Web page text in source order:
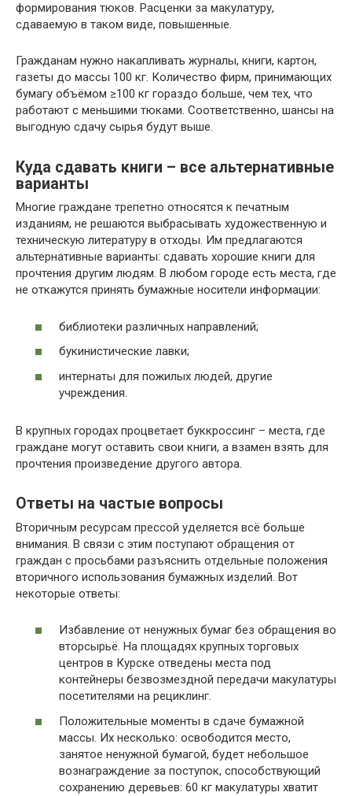
формирования тюков. Расценки за макулатуру,
сдаваемую в таком виде, повышенные.
Гражданам нужно накапливать журналы, книги, картон,
газеты до массы 100 кг. Количество фирм, принимающих
бумагу объёмом ≥100 кг гораздо больше, чем тех, что
работают с меньшими тюками. Соответственно, шансы на
выгодную сдачу сырья будут выше.
Куда сдавать книги – все альтернативные
варианты
Многие граждане трепетно относятся к печатным
изданиям, не решаются выбрасывать художественную и
техническую литературу в отходы. Им предлагаются
альтернативные варианты: сдавать хорошие книги для
прочтения другим людям. В любом городе есть места, где
не откажутся принять бумажные носители информации:
библиотеки различных направлений;
букинистические лавки;
интернаты для пожилых людей, другие
учреждения.
В крупных городах процветает буккроссинг – места, где
граждане могут оставить свои книги, а взамен взять для
прочтения произведение другого автора.
Ответы на частые вопросы
Вторичным ресурсам прессой уделяется всё больше
внимания. В связи с этим поступают обращения от
граждан с просьбами разъяснить отдельные положения
вторичного использования бумажных изделий. Вот
некоторые ответы:
Избавление от ненужных бумаг без обращения во
вторсырьё. На площадях крупных торговых
центров в Курске отведены места под
контейнеры безвозмездной передачи макулатуры
посетителями на рециклинг.
Положительные моменты в сдаче бумажной
массы. Их несколько: освободится место,
занятое ненужной бумагой, будет небольшое
вознаграждение за поступок, способствующий
сохранению деревьев: 60 кг макулатуры хватит